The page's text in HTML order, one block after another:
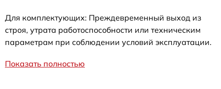
Для комплектующих: Преждевременный выход из
строя, утрата работоспособности или техническим
параметрам при соблюдении условий эксплуатации.
Показать полностью